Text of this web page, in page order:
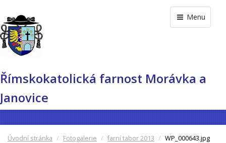
Menu
Římskokatolická farnost Morávka a
Janovice
Úvodní stránka Fotogalerie farní tabor 2013 WP_000643.jpg